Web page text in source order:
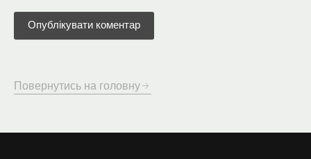
Повернутись на головну